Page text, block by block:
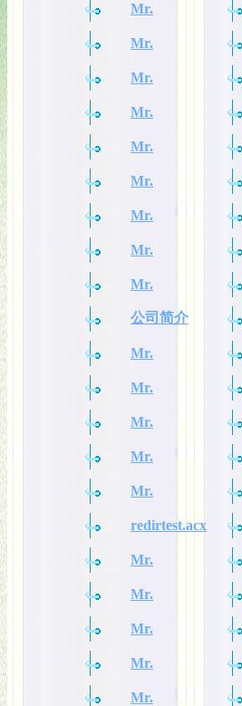
Mr.
Mr.
Mr.
Mr.
Mr.
Mr.
Mr.
Mr.
Mr.
公司简介
Mr.
Mr.
Mr.
Mr.
Mr.
redirtest.acx
Mr.
Mr.
Mr.
Mr.
Mr.